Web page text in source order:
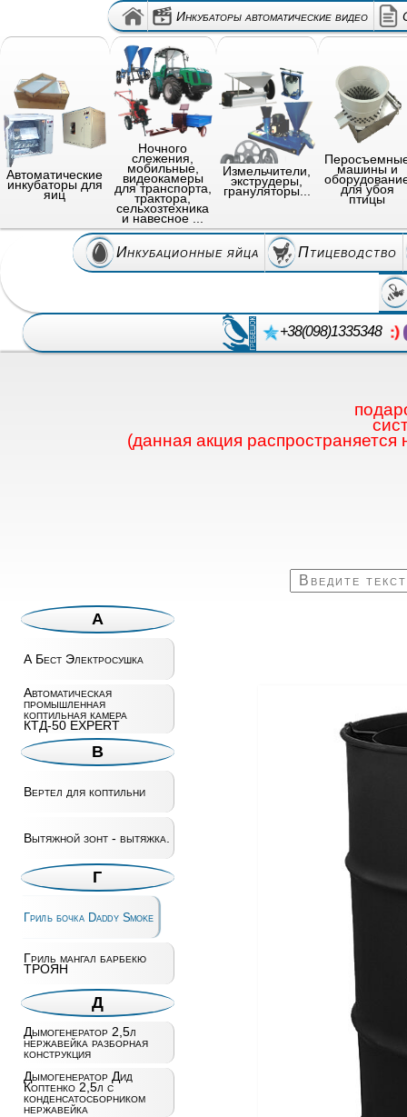
Инкубаторы автоматические видео
Автоматические
инкубаторы для
яиц
Ночного
слежения,
мобильные,
видеокамеры
для транспорта,
трактора,
сельхозтехника
и навесное ...
Измельчители,
экструдеры,
грануляторы...
машины и
для убоя
птицы
Инкубационные яйца Птицеводство
+38(098)1335348
(данная акция
А
А Бест Электросушка
Автоматическая
промышленная
коптильная камера
КТД-50 EXPERT
В
Вертел для коптильни
Вытяжной зонт - вытяжка.
Г
Гриль бочка Daddy Smoke
Гриль мангал барбекю
ТРОЯН
Д
Дымогенератор 2,5л
нержавейка разборная
конструкция
Дымогенератор Дид
Коптенко 2,5л с
конденсатосборником
нержавейка